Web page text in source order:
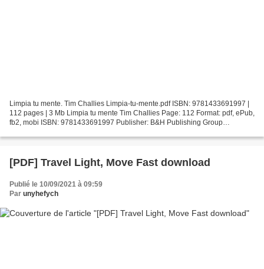
Limpia tu mente. Tim Challies Limpia-tu-mente.pdf ISBN: 9781433691997 |
112 pages | 3 Mb Limpia tu mente Tim Challies Page: 112 Format: pdf, ePub,
fb2, mobi ISBN: 9781433691997 Publisher: B&H Publishing Group
[PDF] Travel Light, Move Fast download
Publié le 10/09/2021 à 09:59
Par unyhefych